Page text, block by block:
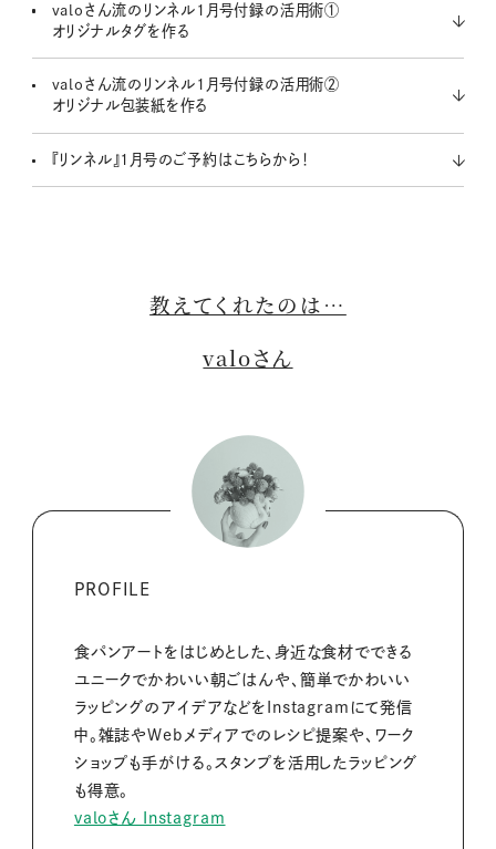
valoさん流のリンネル1月号付録の活用術①
オリジナルタグを作る
valoさん流のリンネル1月号付録の活用術②
オリジナル包装紙を作る
『リンネル』1月号のご予約はこちらから！
教えてくれたのは…
valoさん
PROFILE
食パンアートをはじめとした、身近な食材でできる
ユニークでかわいい朝ごはんや、簡単でかわいい
ラッピングのアイデアなどをInstagramにて発信
中。雑誌やWebメディアでのレシピ提案や、ワーク
ショップも手がける。スタンプを活用したラッピング
も得意。
valoさん Instagram